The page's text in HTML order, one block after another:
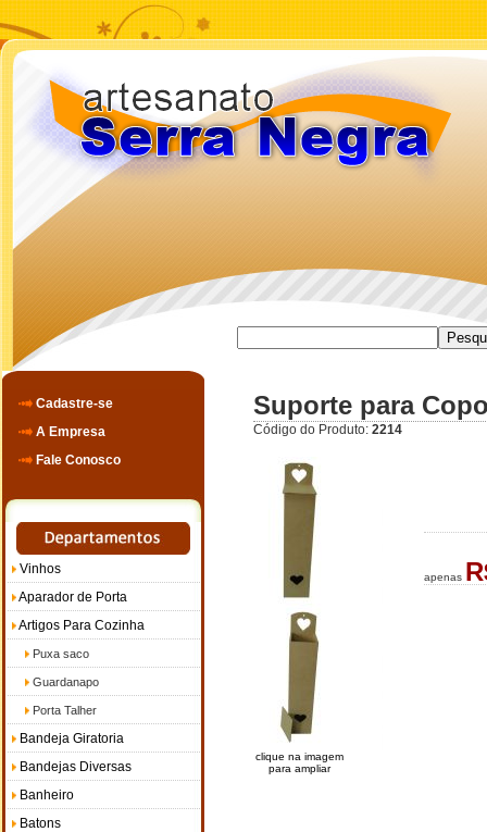
Cadastre-se
A Empresa
Fale Conosco
Vinhos
Aparador de Porta
Artigos Para Cozinha
Puxa saco
Guardanapo
Porta Talher
Bandeja Giratoria
Bandejas Diversas
Banheiro
Batons
Suporte para
Código do Produto: 2214
clique na imagem
para ampliar
apenas